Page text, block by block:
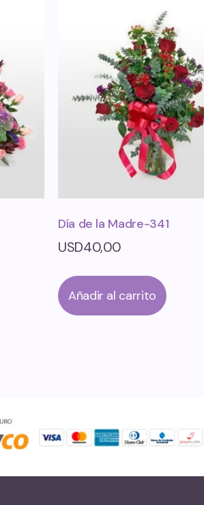
Día de la Madre-341
USD40,00
Añadir al carrito